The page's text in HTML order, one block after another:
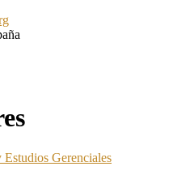
Gerenciales